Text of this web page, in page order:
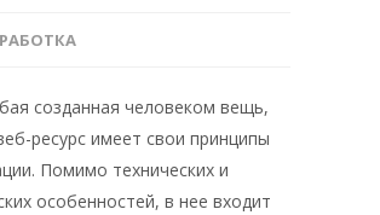
созданная человеком вещь,
ресурс имеет свои принципы
Помимо технических и
особенностей, в нее входит